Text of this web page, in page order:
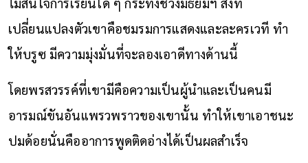
เปลี่ยนแปลงตัวเขาคือชมรมการแสดงและละครเวที ทำ
ให้บรูซ มีความมุ่งมั่นที่จะลองเอาดีทางด้านนี้
โดยพรสวรรค์ที่เขามีคือความเป็นผู้นำและเป็นคนมี
อารมณ์ขันอันแพรวพราวของเขานั้น ทำให้เขาเอาชนะ
ปมด้อยนั่นคืออาการพูดติดอ่างได้เป็นผลสำเร็จ